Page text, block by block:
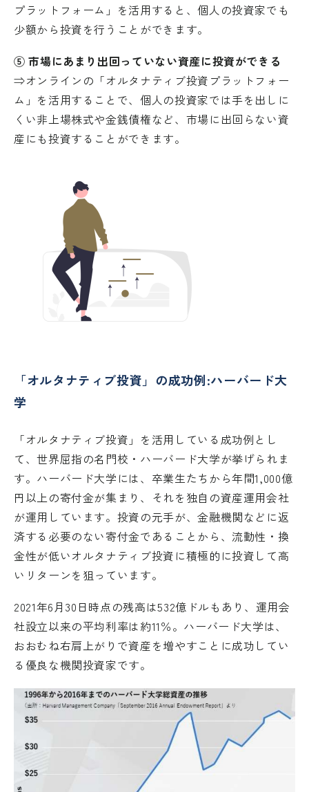
プラットフォーム」を活用すると、個人の投資家でも
少額から投資を行うことができます。
⑤ 市場にあまり出回っていない資産に投資ができる
⇒オンラインの「オルタナティブ投資プラットフォー
ム」を活用することで、個人の投資家では手を出しに
くい非上場株式や金銭債権など、市場に出回らない資
産にも投資することができます。
「オルタナティブ投資」の成功例:ハーバード大
学
「オルタナティブ投資」を活用している成功例とし
て、世界屈指の名門校・ハーバード大学が挙げられま
す。ハーバード大学には、卒業生たちから年間1,000億
円以上の寄付金が集まり、それを独自の資産運用会社
が運用しています。投資の元手が、金融機関などに返
済する必要のない寄付金であることから、流動性・換
金性が低いオルタナティブ投資に積極的に投資して高
いリターンを狙っています。
2021年6月30日時点の残高は532億ドルもあり、運用会
社設立以来の平均利率は約11％。ハーバード大学は、
おおむね右肩上がりで資産を増やすことに成功してい
る優良な機関投資家です。